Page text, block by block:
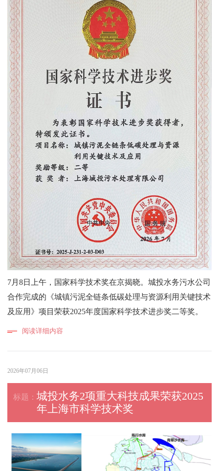
7月8日上午，国家科学技术奖在京揭晓。城投水务污水公司
合作完成的《城镇污泥全链条低碳处理与资源利用关键技术
及应用》项目荣获2025年度国家科学技术进步奖二等奖。
阅读详细内容
2026年07月06日
城投水务2项重大科技成果荣获2025
年上海市科学技术奖